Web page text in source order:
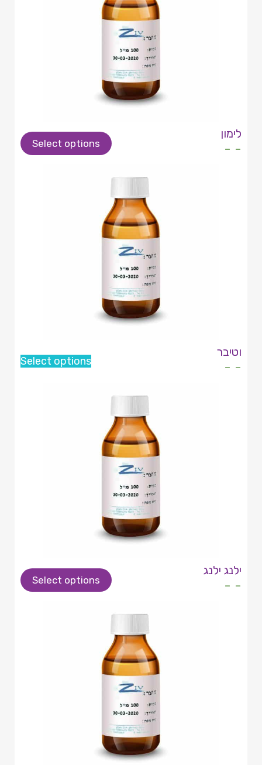
לימון
- -
Select options
וטיבר
- -
Select options
ילנג ילנג
- -
Select options